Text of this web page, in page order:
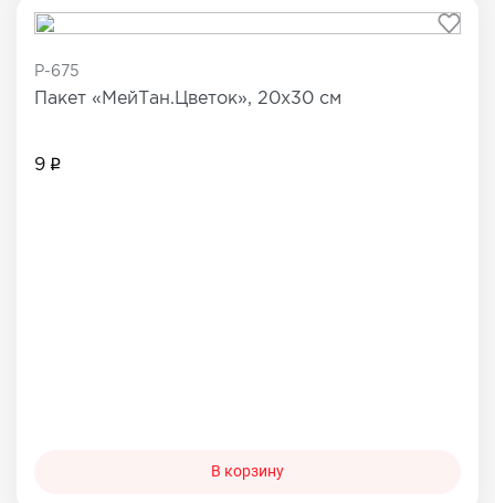
P-675
Пакет «МейТан.Цветок», 20х30 см
9
В корзину